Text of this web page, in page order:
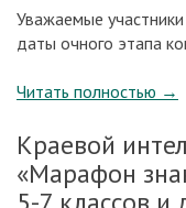
Уважаемые
даты очного этапа
Читать полностью →
Краевой
«Марафон